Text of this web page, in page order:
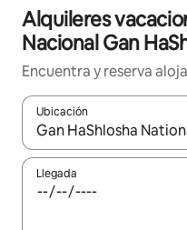
Alquileres
Nacional Gan
Encuentra y reserva
Ubicación
Cuando los resultados
Llegada